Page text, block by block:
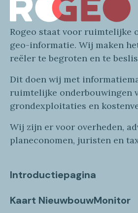
Rogeo staat voor ruimtelijke
geo-informatie. Wij maken
reëler te begroten en te
Dit doen wij met informatie
ruimtelijke onderbouwingen
grondexploitaties en
Wij zijn er voor overheden,
planeconomen, juristen en
Introductiepagina
Kaart NieuwbouwMonitor